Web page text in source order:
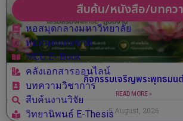
กิจกรรมเจริญพระพุทธมน
READ MORE »
5 August, 2026
สืบค้น/หนังสือ/บทคว
หอสมุดกลางมหาวิทยาลัย
หอสมุดแห่งชาติ
MCU E- Book
คลังเอกสารออนไลน์
บทความวิชาการ
สืบค้นงานวิจัย
วิทยานิพนธ์ E-Thesis